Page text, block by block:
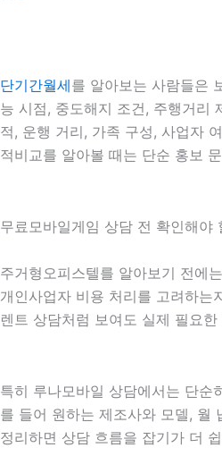
단기간월세를 알아보는 사람들은
능 시점, 중도해지 조건, 주행거리
적, 운행 거리, 가족 구성, 사업자
적비교를 알아볼 때는 단순 홍보
무료모바일게임 상담 전 확인해야
주거형오피스텔를 알아보기 전에
개인사업자 비용 처리를 고려하
렌트 상담처럼 보여도 실제 필요
특히 루나모바일 상담에서는 단
를 들어 원하는 제조사와 모델, 월
정리하면 상담 흐름을 잡기가 더